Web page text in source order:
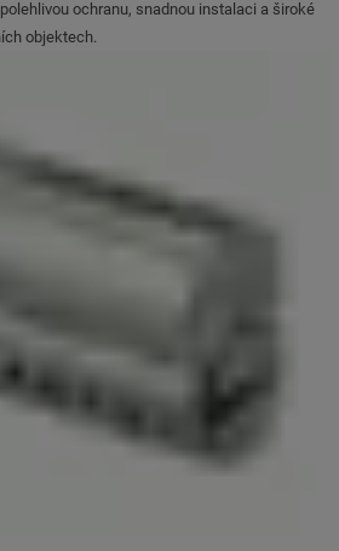
ochranu, snadnou instalaci a široké
objektech.